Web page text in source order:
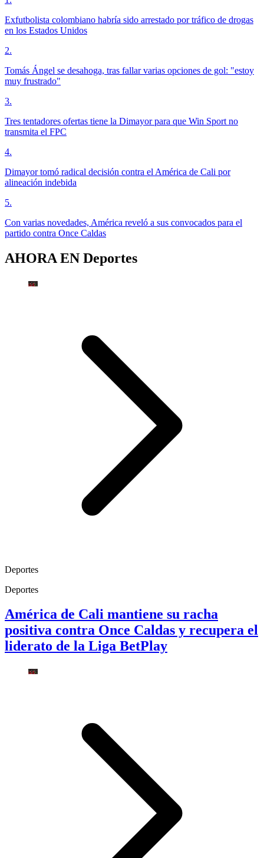
Exfutbolista colombiano habría sido arrestado por tráfico de drogas
en los Estados Unidos
2.
Tomás Ángel se desahoga, tras fallar varias opciones de gol: "estoy
muy frustrado"
3.
Tres tentadores ofertas tiene la Dimayor para que Win Sport no
transmita el FPC
4.
Dimayor tomó radical decisión contra el América de Cali por
alineación indebida
5.
Con varias novedades, América reveló a sus convocados para el
partido contra Once Caldas
AHORA EN Deportes
Deportes
Deportes
América de Cali mantiene su racha
positiva contra Once Caldas y recupera el
liderato de la Liga BetPlay